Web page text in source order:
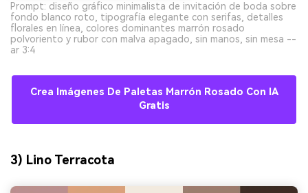
Prompt: diseño gráfico minimalista de invitación de boda sobre
fondo blanco roto, tipografía elegante con serifas, detalles
florales en línea, colores dominantes marrón rosado
polvoriento y rubor con malva apagado, sin manos, sin mesa --
ar 3:4
Crea Imágenes De Paletas Marrón Rosado Con IA
Gratis
3) Lino Terracota